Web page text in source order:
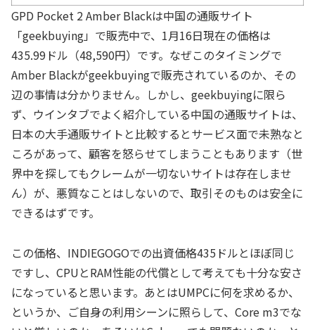
GPD Pocket 2 Amber Blackは中国の通販サイト
「geekbuying」で販売中で、1月16日現在の価格は
435.99ドル（48,590円）です。なぜこのタイミングで
Amber Blackがgeekbuyingで販売されているのか、その
辺の事情は分かりません。しかし、geekbuyingに限ら
ず、ウインタブでよく紹介している中国の通販サイトは、
日本の大手通販サイトと比較するとサービス面で未熟なと
ころがあって、顧客を怒らせてしまうこともあります（世
界中を探してもクレームが一切ないサイトは存在しませ
ん）が、悪質なことはしないので、取引そのものは安全に
できるはずです。
この価格、INDIEGOGOでの出資価格435ドルとほぼ同じ
ですし、CPUとRAM性能の代償として考えても十分な安さ
になっていると思います。あとはUMPCに何を求めるか、
というか、ご自身の利用シーンに照らして、Core m3でな